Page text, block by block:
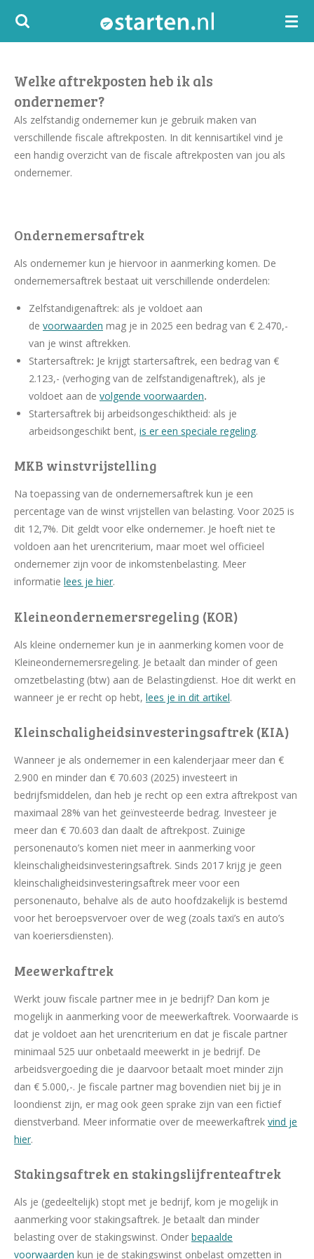
Ga
hoofdinhoud
Welke aftrekposten heb ik als
ondernemer?
Als zelfstandig ondernemer kun je gebruik maken van
verschillende fiscale aftrekposten. In dit kennisartikel vind je
een handig overzicht van de fiscale aftrekposten van jou als
ondernemer.
Ondernemersaftrek
Als ondernemer kun je hiervoor in aanmerking komen. De
ondernemersaftrek bestaat uit verschillende onderdelen:
Zelfstandigenaftrek: als je voldoet aan
de voorwaarden mag je in 2025 een bedrag van € 2.470,-
van je winst aftrekken.
Startersaftrek: Je krijgt startersaftrek, een bedrag van €
2.123,- (verhoging van de zelfstandigenaftrek), als je
voldoet aan de volgende voorwaarden.
Startersaftrek bij arbeidsongeschiktheid: als je
arbeidsongeschikt bent, is er een speciale regeling.
MKB winstvrijstelling
Na toepassing van de ondernemersaftrek kun je een
percentage van de winst vrijstellen van belasting. Voor 2025 is
dit 12,7%. Dit geldt voor elke ondernemer. Je hoeft niet te
voldoen aan het urencriterium, maar moet wel officieel
ondernemer zijn voor de inkomstenbelasting. Meer
informatie lees je hier.
Kleineondernemersregeling (KOR)
Als kleine ondernemer kun je in aanmerking komen voor de
Kleineondernemersregeling. Je betaalt dan minder of geen
omzetbelasting (btw) aan de Belastingdienst. Hoe dit werkt en
wanneer je er recht op hebt, lees je in dit artikel.
Kleinschaligheidsinvesteringsaftrek (KIA)
Wanneer je als ondernemer in een kalenderjaar meer dan €
2.900 en minder dan € 70.603 (2025) investeert in
bedrijfsmiddelen, dan heb je recht op een extra aftrekpost van
maximaal 28% van het geïnvesteerde bedrag. Investeer je
meer dan € 70.603 dan daalt de aftrekpost. Zuinige
personenauto’s komen niet meer in aanmerking voor
kleinschaligheidsinvesteringsaftrek. Sinds 2017 krijg je geen
kleinschaligheidsinvesteringsaftrek meer voor een
personenauto, behalve als de auto hoofdzakelijk is bestemd
voor het beroepsvervoer over de weg (zoals taxi’s en auto’s
van koeriersdiensten).
Meewerkaftrek
Werkt jouw fiscale partner mee in je bedrijf? Dan kom je
mogelijk in aanmerking voor de meewerkaftrek. Voorwaarde is
dat je voldoet aan het urencriterium en dat je fiscale partner
minimaal 525 uur onbetaald meewerkt in je bedrijf. De
arbeidsvergoeding die je daarvoor betaalt moet minder zijn
dan € 5.000,-. Je fiscale partner mag bovendien niet bij je in
loondienst zijn, er mag ook geen sprake zijn van een fictief
dienstverband. Meer informatie over de meewerkaftrek vind je
hier.
Stakingsaftrek en stakingslijfrenteaftrek
Als je (gedeeltelijk) stopt met je bedrijf, kom je mogelijk in
aanmerking voor stakingsaftrek. Je betaalt dan minder
belasting over de stakingswinst. Onder bepaalde
voorwaarden kun je de stakingswinst onbelast omzetten in